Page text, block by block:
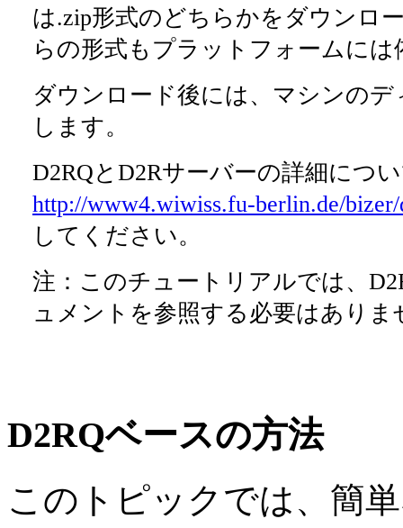
は.zip形式のどちらかをダウンロ
らの形式もプラットフォームには
ダウンロード後には、マシンの
します。
D2RQとD2Rサーバーの詳細につ
http://www4.wiwiss.fu-berlin.de/bizer/
してください。
注：このチュートリアルでは、
ュメントを参照する必要はありま
D2RQベースの方法
このトピックでは、簡